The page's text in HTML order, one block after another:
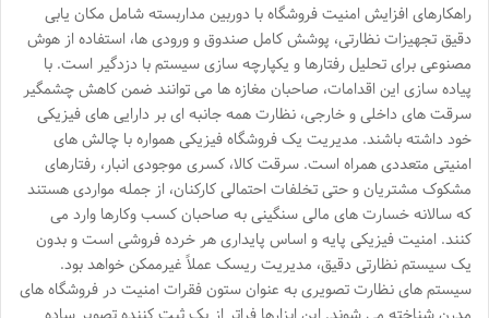
راهکارهای افزایش امنیت فروشگاه با دوربین مداربسته شامل مکان یابی
دقیق تجهیزات نظارتی، پوشش کامل صندوق و ورودی ها، استفاده از هوش
مصنوعی برای تحلیل رفتارها و یکپارچه سازی سیستم با دزدگیر است. با
پیاده سازی این اقدامات، صاحبان مغازه ها می توانند ضمن کاهش چشمگیر
سرقت های داخلی و خارجی، نظارت همه جانبه ای بر دارایی های فیزیکی
خود داشته باشند. مدیریت یک فروشگاه فیزیکی همواره با چالش های
امنیتی متعددی همراه است. سرقت کالا، کسری موجودی انبار، رفتارهای
مشکوک مشتریان و حتی تخلفات احتمالی کارکنان، از جمله مواردی هستند
که سالانه خسارت های مالی سنگینی به صاحبان کسب وکارها وارد می
کنند. امنیت فیزیکی پایه و اساس پایداری هر خرده فروشی است و بدون
یک سیستم نظارتی دقیق، مدیریت ریسک عملاً غیرممکن خواهد بود.
سیستم های نظارت تصویری به عنوان ستون فقرات امنیت در فروشگاه های